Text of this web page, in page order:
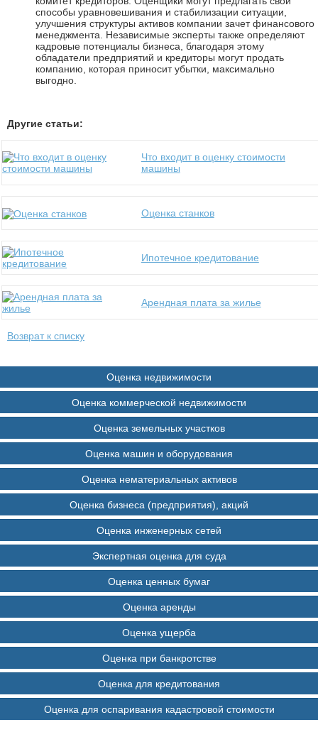
Оценка недвижимости
Оценка коммерческой недвижимости
Оценка земельных участков
Оценка машин и оборудования
Оценка нематериальных активов
Оценка бизнеса (предприятия), акций
Оценка инженерных сетей
Экспертная оценка для суда
Оценка ценных бумаг
Оценка аренды
Оценка ущерба
Оценка при банкротстве
Оценка для кредитования
Оценка для оспаривания кадастровой стоимости
способы уравновешивания и стабилизации ситуации,
улучшения структуры активов компании зачет финансового
менеджмента. Независимые эксперты также определяют
кадровые потенциалы бизнеса, благодаря этому
обладатели предприятий и кредиторы могут продать
компанию, которая приносит убытки, максимально
выгодно.
Другие статьи:
Что входит в оценку стоимости
машины
Оценка станков
Ипотечное кредитование
Арендная плата за жилье
Возврат к списку